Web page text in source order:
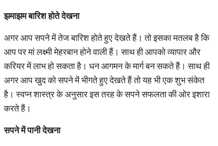
झमाझम बारिश होते देखना
अगर आप सपने में तेज बारिश होते हुए देखते हैं। तो इसका मतलब है कि
आप पर मां लक्ष्मी मेहरबान होने वाली हैं। साथ ही आपको व्यापार और
करियर में लाभ हो सकता है। धन आगमन के मार्ग बन सकते हैं। साथ ही
अगर आप खुद को सपने में भीगते हुए देखते हैं तो यह भी एक शुभ संकेत
है। स्वप्न शास्त्र के अनुसार इस तरह के सपने सफलता की ओर इशारा
करते हैं।
सपने में पानी देखना